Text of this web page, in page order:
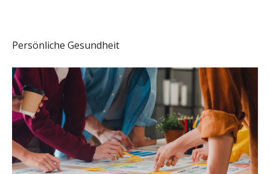
Persönliche Gesundheit